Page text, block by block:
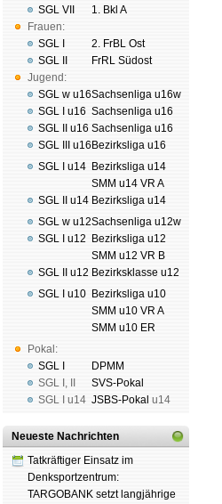
SGL VII
Frauen:
SGL I
SGL II
Jugend:
SGL w u16
SGL I u16
SGL II u16
SGL III u16
SGL I u14
SGL II u14
SGL w u12
SGL I u12
SGL II u12
SGL I u10
Pokal:
SGL I
SGL I ,
SGL I
u14
1. Bkl A
2. FrBL Ost
FrRL Südost
Sachsenliga u16w
Sachsenliga u16
Sachsenliga u16
Bezirksliga u16
Bezirksliga u14
SMM u14 VR A
Bezirksliga u14
Sachsenliga u12w
Bezirksliga u12
SMM u12 VR B
Bezirksklasse u12
Bezirksliga u10
SMM u10 VR A
SMM u10 ER
DPMM
SVS-Pokal
JSBS-Pokal u14
Neueste Nachrichten
Tatkräftiger Einsatz im
Denksportzentrum:
TARGOBANK setzt langjährige